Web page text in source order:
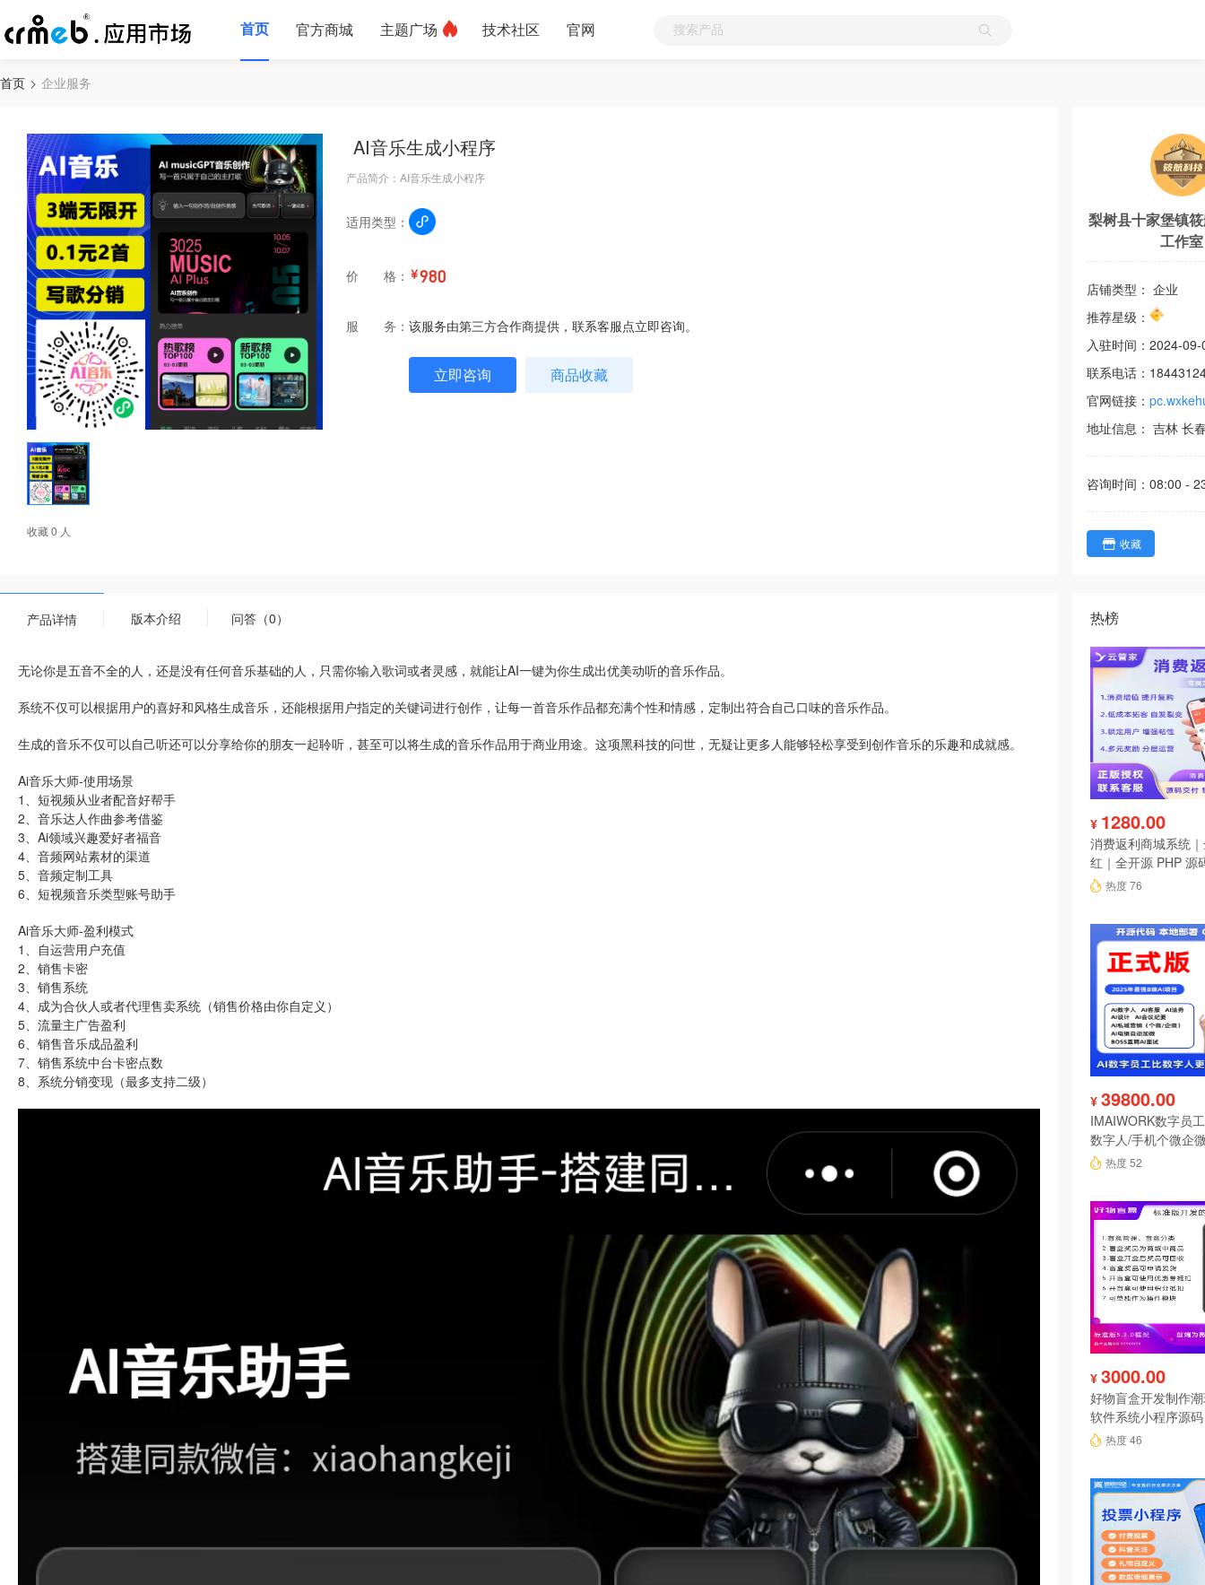
首页 官方商城 主题广场 技术社区 官网
首页 企业服务
收藏 0 人
AI音乐生成小程序
产品简介：AI音乐生成小程序
适用类型：
价 格： ￥980
服 务： 该服务由第三方合作商提供，联系客服点立即咨询。
立即咨询 商品收藏
梨树县十家堡镇
工作室
店铺类型： 企业
推荐星级：
入驻时间： 2024-09-
联系电话：
官网链接：
地址信息： 吉林 长
咨询时间： 08:00 -
收藏
产品详情 版本介绍 问答（0）
无论你是五音不全的人，还是没有任何音乐基础的人，只需你输入歌词或者灵感，就能让AI一键为你生成出优美动听的音乐作品。
系统不仅可以根据用户的喜好和风格生成音乐，还能根据用户指定的关键词进行创作，让每一首音乐作品都充满个性和情感，定制出符合自己口味的音乐作品。
生成的音乐不仅可以自己听还可以分享给你的朋友一起聆听，甚至可以将生成的音乐作品用于商业用途。这项黑科技的问世，无疑让更多人能够轻松享受到创作音乐的乐趣和成就感。
Ai音乐大师-使用场景
1、短视频从业者配音好帮手
2、音乐达人作曲参考借鉴
3、Ai领域兴趣爱好者福音
4、音频网站素材的渠道
5、音频定制工具
6、短视频音乐类型账号助手
Ai音乐大师-盈利模式
1、自运营用户充值
2、销售卡密
3、销售系统
4、成为合伙人或者代理售卖系统（销售价格由你自定义）
5、流量主广告盈利
6、销售音乐成品盈利
7、销售系统中台卡密点数
8、系统分销变现（最多支持二级）
热榜
¥ 1280.00
消费返利商城系统
红｜全开源 PHP 源
热度 76
¥ 39800.00
IMAIWORK数字员
数字人/手机个微企
陪练/电销/客服/法
热度 52
¥ 3000.00
好物盲盒开发制作
软件系统小程序源码
热度 46